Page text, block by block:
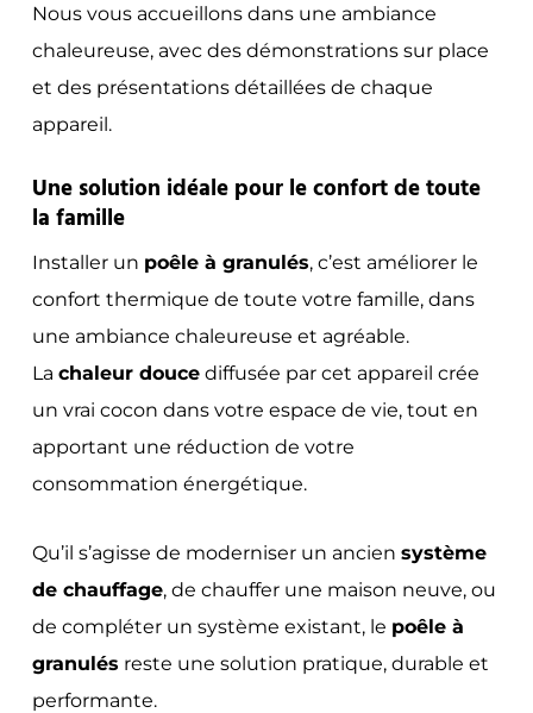
Nous vous accueillons dans une ambiance
chaleureuse, avec des démonstrations sur place
et des présentations détaillées de chaque
appareil.
Une solution idéale pour le confort de toute
la famille
Installer un poêle à granulés, c’est améliorer le
confort thermique de toute votre famille, dans
une ambiance chaleureuse et agréable.
La chaleur doucediffusée par cet appareil crée
un vrai cocon dans votre espace de vie, tout en
apportant une réduction de votre
consommation énergétique.
Qu’il s’agisse de moderniser un ancien système
de chauffage, de chauffer une maison neuve, ou
de compléter un système existant, le poêle à
granulés reste une solution pratique, durable et
performante.